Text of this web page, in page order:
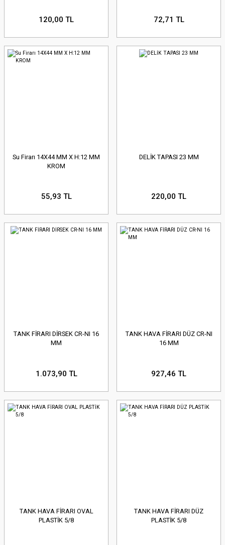
120,00 TL 72,71 TL
Su Firarı 14X44 MM X H:12 MM
KROM
55,93 TL
DELİK TAPASI 23 MM
220,00 TL
TANK FİRARI DİRSEK CR-NI 16
MM
1.073,90 TL
TANK HAVA FİRARI DÜZ CR-NI
16 MM
927,46 TL
TANK HAVA FİRARI OVAL
PLASTİK 5/8
TANK HAVA FİRARI DÜZ
PLASTİK 5/8